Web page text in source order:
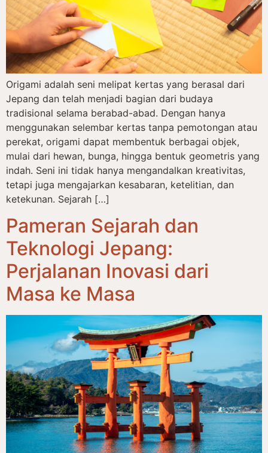
Origami adalah seni melipat kertas yang berasal dari
Jepang dan telah menjadi bagian dari budaya
tradisional selama berabad-abad. Dengan hanya
menggunakan selembar kertas tanpa pemotongan atau
perekat, origami dapat membentuk berbagai objek,
mulai dari hewan, bunga, hingga bentuk geometris yang
indah. Seni ini tidak hanya mengandalkan kreativitas,
tetapi juga mengajarkan kesabaran, ketelitian, dan
ketekunan. Sejarah […]
Pameran Sejarah dan
Teknologi Jepang:
Perjalanan Inovasi dari
Masa ke Masa